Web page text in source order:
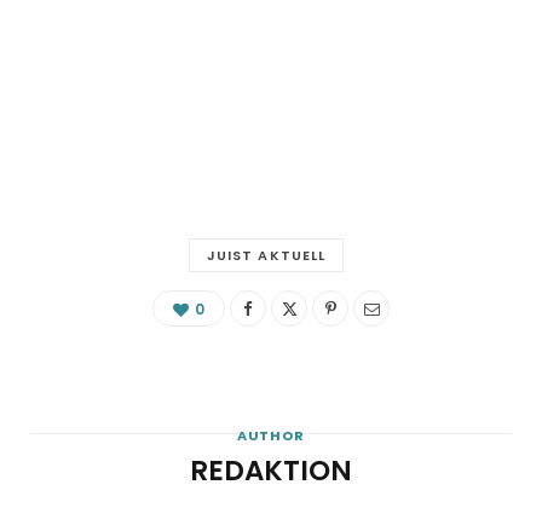
JUIST AKTUELL
0
AUTHOR
REDAKTION